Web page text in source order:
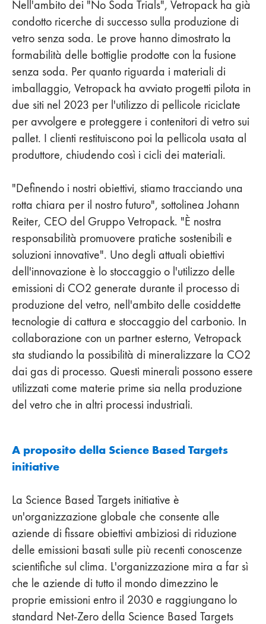
Nell'ambito dei "No Soda Trials", Vetropack ha già
condotto ricerche di successo sulla produzione di
vetro senza soda. Le prove hanno dimostrato la
formabilità delle bottiglie prodotte con la fusione
senza soda. Per quanto riguarda i materiali di
imballaggio, Vetropack ha avviato progetti pilota in
due siti nel 2023 per l'utilizzo di pellicole riciclate
per avvolgere e proteggere i contenitori di vetro sui
pallet. I clienti restituiscono poi la pellicola usata al
produttore, chiudendo così i cicli dei materiali.
"Definendo i nostri obiettivi, stiamo tracciando una
rotta chiara per il nostro futuro", sottolinea Johann
Reiter, CEO del Gruppo Vetropack. "È nostra
responsabilità promuovere pratiche sostenibili e
soluzioni innovative". Uno degli attuali obiettivi
dell'innovazione è lo stoccaggio o l'utilizzo delle
emissioni di CO2 generate durante il processo di
produzione del vetro, nell'ambito delle cosiddette
tecnologie di cattura e stoccaggio del carbonio. In
collaborazione con un partner esterno, Vetropack
sta studiando la possibilità di mineralizzare la CO2
dai gas di processo. Questi minerali possono essere
utilizzati come materie prime sia nella produzione
del vetro che in altri processi industriali.
A proposito della Science Based Targets
initiative
La Science Based Targets initiative è
un'organizzazione globale che consente alle
aziende di fissare obiettivi ambiziosi di riduzione
delle emissioni basati sulle più recenti conoscenze
scientifiche sul clima. L'organizzazione mira a far sì
che le aziende di tutto il mondo dimezzino le
proprie emissioni entro il 2030 e raggiungano lo
standard Net-Zero della Science Based Targets